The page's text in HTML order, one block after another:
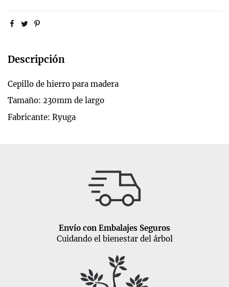
Descripción
Cepillo de hierro para madera
Tamaño: 230mm de largo
Fabricante: Ryuga
Envío con Embalajes Seguros
Cuidando el bienestar del árbol